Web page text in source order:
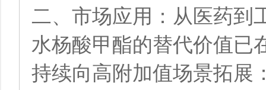
二、市场应用：从医药到
水杨酸甲酯的替代价值已
持续向高附加值场景拓展